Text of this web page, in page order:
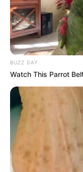
Mariquita se
BUZZ DAY
Watch This Parrot